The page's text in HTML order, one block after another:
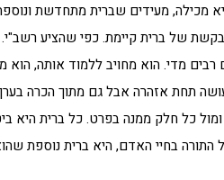
מכילה, מעידים שברית מתחדשת
של ברית קיימת. כפי שהציע
מדי. הוא מחויב ללמוד אותה, הוא
תחת אזהרה אבל גם מתוך הכרה
כל חלק ממנה בפרט. כל ברית היא
בחיי האדם, היא ברית נוספת